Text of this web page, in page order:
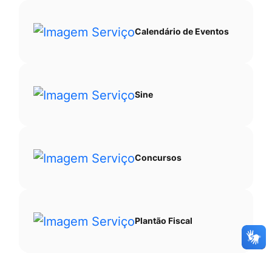
Calendário de Eventos
Sine
Concursos
Plantão Fiscal